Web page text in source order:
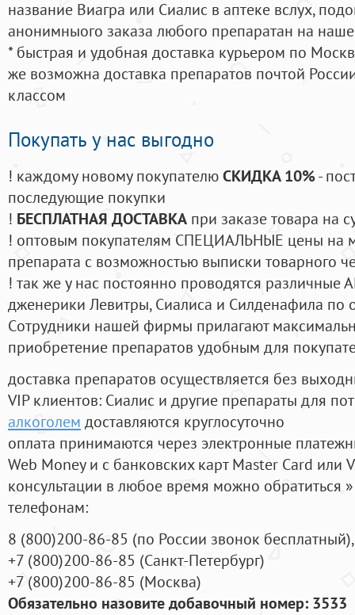
название Виагра или Сиалис в аптеке вслух,
анонимныого заказа любого препаратан на
* быстрая и удобная доставка курьером по
же возможна доставка препаратов почтой
классом
Покупать у нас выгодно
! каждому новому покупателюСКИДКА 10%-
последующие покупки
! БЕСПЛАТНАЯ ДОСТАВКА при заказе товара на
! оптовым покупателям СПЕЦИАЛЬНЫЕ цены на
препарата с возможностью выписки товарного
! так же у нас постоянно проводятся
дженерики Левитры, Сиалиса и Силденафила по
Cотрудники нашей фирмы прилагают
приобретение препаратов удобным для
доставка препаратов осуществляется без
VIP клиентов: Сиалис и другие препараты для
алкоголем доставляются круглосуточно
оплата принимаются через электронные
Web Money и с банковских карт Master Card или
консультации в любое время можно обратиться
телефонам:
8 (800)200-86-85 (по России звонок бесплатный),
+7 (800)200-86-85 (Санкт-Петербург)
+7 (800)200-86-85 (Москва)
Обязательно назовите добавочный номер: 3533